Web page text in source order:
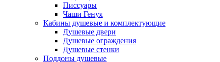
Писсуары
Чаши Генуя
Кабины душевые и комплектующие
Душевые двери
Душевые ограждения
Душевые стенки
Поддоны душевые